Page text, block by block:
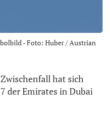
- Foto: Huber / Austrian
hat sich
der Emirates in Dubai